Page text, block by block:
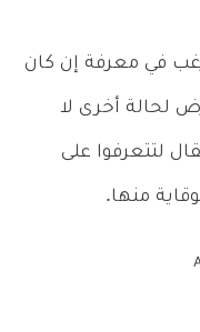
في معرفة إن كان
لحالة أخرى لا
لتتعرفوا على
منها.